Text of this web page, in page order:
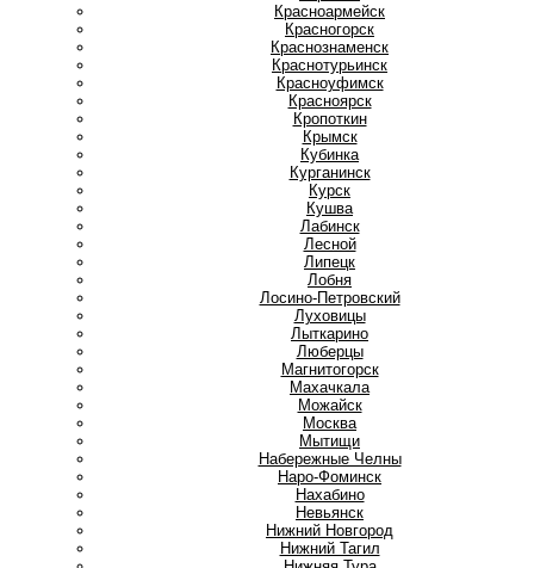
Красноармейск
Красногорск
Краснознаменск
Краснотурьинск
Красноуфимск
Красноярск
Кропоткин
Крымск
Кубинка
Курганинск
Курск
Кушва
Лабинск
Лесной
Липецк
Лобня
Лосино-Петровский
Луховицы
Лыткарино
Люберцы
Магнитогорск
Махачкала
Можайск
Москва
Мытищи
Набережные Челны
Наро-Фоминск
Нахабино
Невьянск
Нижний Новгород
Нижний Тагил